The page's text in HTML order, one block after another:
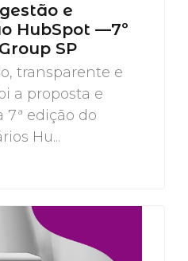
e
HubSpot —7º
SP
transparente e
a proposta e
7ª edição do
Hu...